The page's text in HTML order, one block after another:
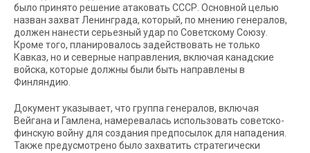
было принято решение атаковать СССР. Основной целью
назван захват Ленинграда, который, по мнению генералов,
должен нанести серьезный удар по Советскому Союзу.
Кроме того, планировалось задействовать не только
Кавказ, но и северные направления, включая канадские
войска, которые должны были быть направлены в
Финляндию.
Документ указывает, что группа генералов, включая
Вейгана и Гамлена, намеревалась использовать советско-
финскую войну для создания предпосылок для нападения.
Также предусмотрено было захватить стратегически